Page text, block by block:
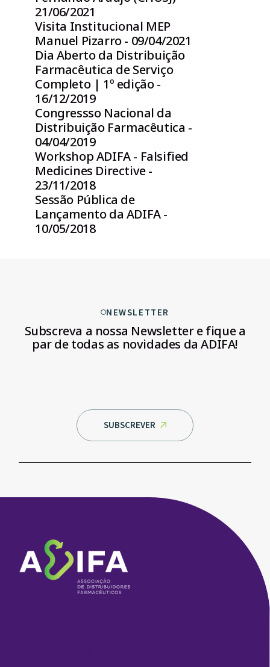
21/06/2021
Visita Institucional MEP
Manuel Pizarro - 09/04/2021
Dia Aberto da Distribuição
Farmacêutica de Serviço
Completo | 1º edição -
16/12/2019
Congressso Nacional da
Distribuição Farmacêutica -
04/04/2019
Workshop ADIFA - Falsified
Medicines Directive -
23/11/2018
Sessão Pública de
Lançamento da ADIFA -
10/05/2018
NEWSLETTER
Subscreva a nossa Newsletter e fiquea
par de todas as novidades da ADIFA!
SUBSCREVER